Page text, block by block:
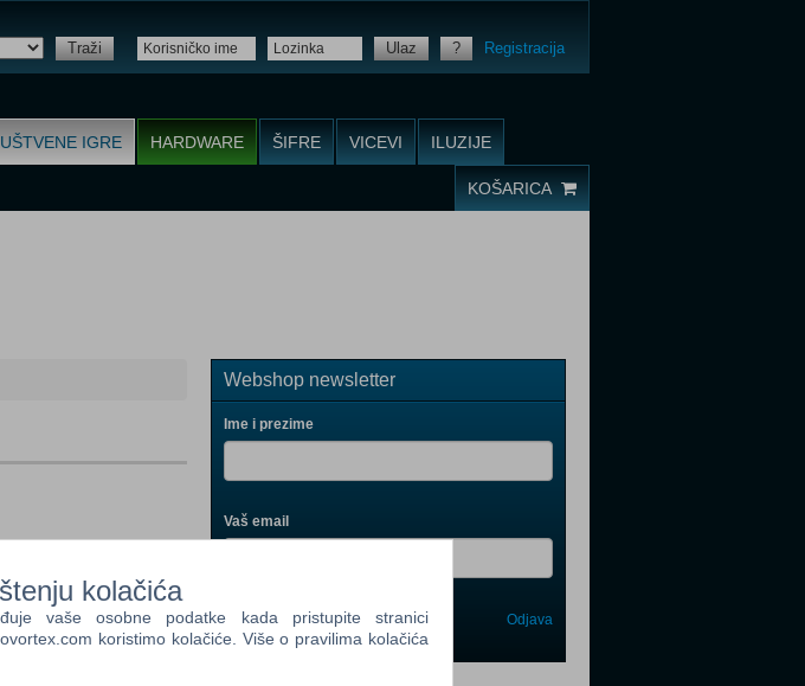
Traži Ulaz ? Registracija
IGRE HARDWARE ŠIFRE VICEVI ILUZIJE
KOŠARICA
Webshop newsletter
Ime i prezime
Vaš email
Control
Field
Prijavi me Odjava
kolačića
vaše osobne podatke kada pristupite stranici
koristimo kolačiće. Više o pravilima kolačića